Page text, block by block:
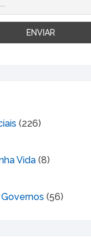
(226)
Vida(8)
(56)